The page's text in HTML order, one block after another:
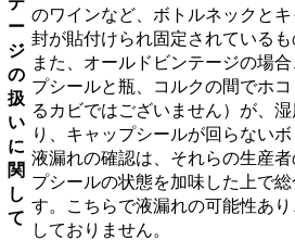
ー
ジ
の
扱
い
に
関
し
て
のワインなど、ボトルネックと
封が貼付けられ固定されているも
また、オールドビンテージの場
プシールと瓶、コルクの間でホ
るカビではございません）が、
り、キャップシールが回らない
液漏れの確認は、それらの生産
プシールの状態を加味した上で
す。こちらで液漏れの可能性あ
しておりません。